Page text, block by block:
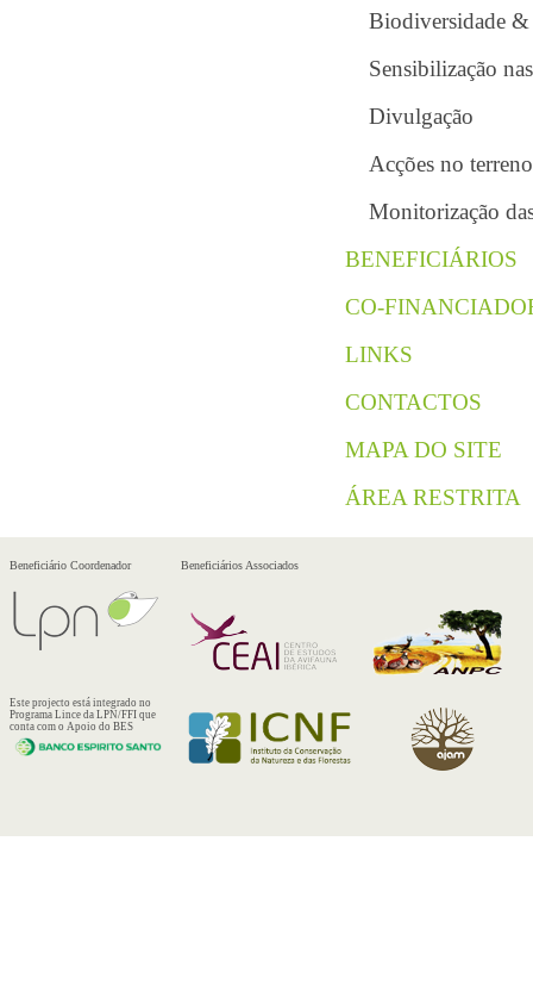
Biodiversidade &
Sensibilização
Divulgação
Acções no terreno
Monitorização
BENEFICIÁRIOS
CO-
LINKS
CONTACTOS
MAPA DO SITE
ÁREA RESTRITA
Beneficiário Coordenador Beneficiários Associados
Este projecto está integrado no
Programa Lince da LPN/FFI que
conta com o Apoio do BES